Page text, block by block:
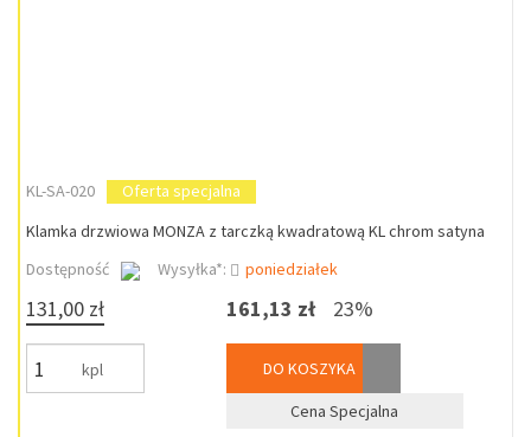
KL-SA-020
Oferta specjalna
Klamka drzwiowa MONZA z tarczką kwadratową KL chrom satyna
Dostępność
Wysyłka*: poniedziałek
131,00 zł
kpl
161,13 zł 23%
DO KOSZYKA
Cena Specjalna